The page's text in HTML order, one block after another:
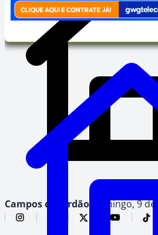
Campos do Jordão, domingo, 9